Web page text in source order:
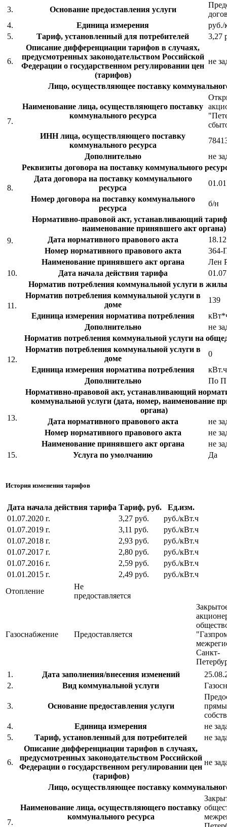
3.
Основание предоставления услуги
4.
Единица измерения
руб./
5.
Тариф, установленный для потребителей 3,27
6.
Описание дифференциации тарифов в случаях,
предусмотренных законодательством Российской
Федерации о государственном регулировании цен
(тарифов)
не
7.
Лицо, осуществляющее поставку
Наименование лица, осуществляющего поставку
коммунального ресурса
ИНН лица, осуществляющего поставку
коммунального ресурса
Дополнительно
не
8.
Реквизиты договора на поставку коммунального
Дата договора на поставку коммунального
ресурса
Номер договора на поставку коммунального
ресурса
б/н
9.
Нормативно-правовой акт, устанавливающий
наименование принявшего акт органа)
Дата нормативного правового акта
Номер нормативного правового акта
364-
Наименование принявшего акт органа
Лен
10.
Дата начала действия тарифа
11.
Норматив потребления коммунальной услуги в
Норматив потребления коммунальной услуги в
доме
139
Единица измерения норматива потребления
Дополнительно
не
12.
Норматив потребления коммунальной услуги на
Норматив потребления коммунальной услуги в
доме
0
Единица измерения норматива потребления
Дополнительно
По
13.
Нормативно-правовой акт, устанавливающий
коммунальной услуги (дата, номер, наименование
органа)
Дата нормативного правового акта
не
Номер нормативного правового акта
не
Наименование принявшего акт органа
не
15.
Услуга по умолчанию Да
История изменения тарифов
Дата начала действия тарифа Тариф, руб.
Ед.изм.
01.07.2020 г.
3,27 руб.
руб./кВт.ч
01.07.2019 г.
3,11 руб.
руб./кВт.ч
01.07.2018 г.
2,93 руб.
руб./кВт.ч
01.07.2017 г.
2,80 руб.
руб./кВт.ч
01.07.2016 г.
2,59 руб.
руб./кВт.ч
01.01.2015 г.
2,49 руб.
руб./кВт.ч
Отопление
Не
предоставляется
Газоснабжение Предоставляется
Санкт-
1.
Дата заполнения/внесения изменений
2.
Вид коммунальной услуги
3. Основание предоставления услуги
4.
Единица измерения
не
5.
Тариф, установленный для потребителей не
6.
Описание дифференциации тарифов в случаях,
предусмотренных законодательством Российской
Федерации о государственном регулировании цен
(тарифов)
не
7.
Лицо, осуществляющее поставку
Наименование лица, осуществляющего поставку
коммунального ресурса